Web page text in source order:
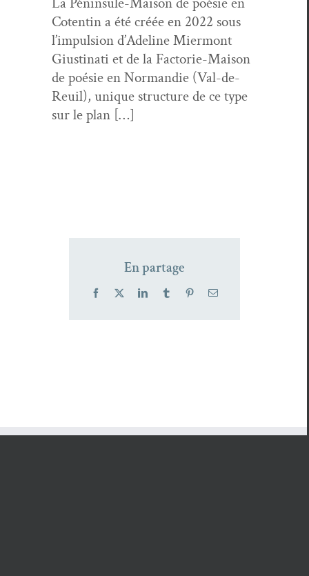
Cotentin a été créée en 2022 sous
l’im­pul­sion d’Ade­line Mier­mont
Giusti­nati et de la Fac­to­rie-Mai­son
de poésie en Nor­mandie (Val-de-
Reuil), unique struc­ture de ce type
sur le plan […]
En partage
Facebook LinkedInTumblr PinterestEmail